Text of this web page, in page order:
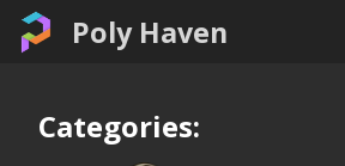
Poly Haven
Categories: